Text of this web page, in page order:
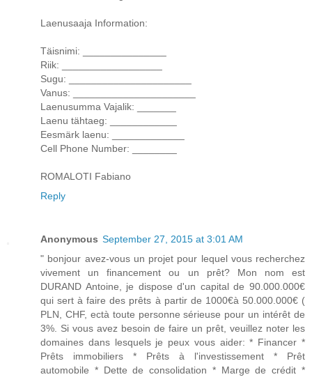
Laenusaaja Information:
Täisnimi: _______________
Riik: __________________
Sugu: ______________________
Vanus: ______________________
Laenusumma Vajalik: _______
Laenu tähtaeg: ____________
Eesmärk laenu: _____________
Cell Phone Number: ________
ROMALOTI Fabiano
Reply
Anonymous September 27, 2015 at 3:01 AM
" bonjour avez-vous un projet pour lequel vous recherchez
vivement un financement ou un prêt? Mon nom est
DURAND Antoine, je dispose d'un capital de 90.000.000€
qui sert à faire des prêts à partir de 1000€à 50.000.000€ (
PLN, CHF, ectà toute personne sérieuse pour un intérêt de
3%. Si vous avez besoin de faire un prêt, veuillez noter les
domaines dans lesquels je peux vous aider: * Financer *
Prêts immobiliers * Prêts à l'investissement * Prêt
automobile * Dette de consolidation * Marge de crédit *